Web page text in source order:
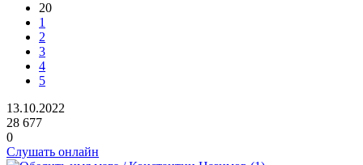
20
1
2
3
4
5
13.10.2022
28 677
0
Слушать онлайн